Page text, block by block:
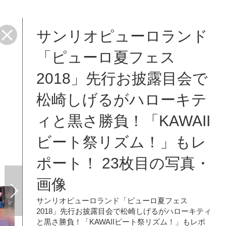
サンリオピューロランド
「ピューロ夏フェス
2018」先行お披露目会で
松崎しげるがハローキテ
ィと黒さ勝負！「KAWAII
ビート祭リズム！」もレ
ポート！ 23枚目の写真・
画像
サンリオピューロランド「ピューロ夏フェス
2018」先行お披露目会で松崎しげるがハローキティ
と黒さ勝負！「KAWAIIビート祭リズム！」もレポ